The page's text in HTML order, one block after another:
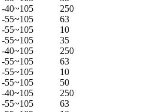
-40~105
250
-55~105
63
-55~105
10
-55~105
35
-40~105
250
-55~105
63
-55~105
10
-55~105
50
-40~105
250
-55~105
63